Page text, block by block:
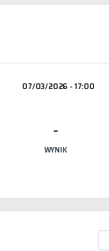
07/03/2026 - 17:00
-
WYNIK